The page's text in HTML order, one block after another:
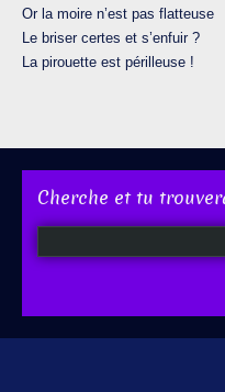
Or la moire n’est pas flatteuse
Le briser certes et s’enfuir ?
La pirouette est périlleuse !
Cherche et tu